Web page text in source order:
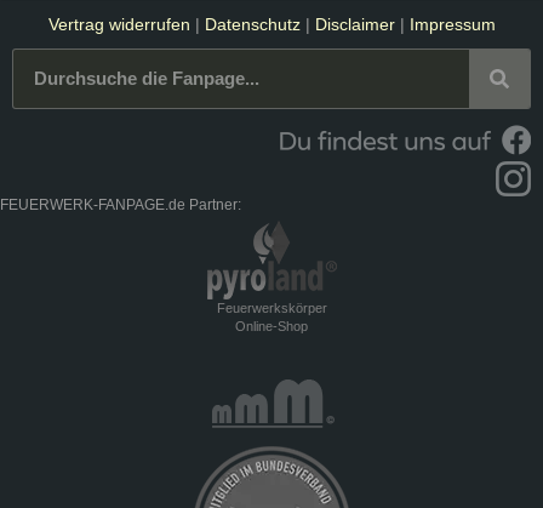
Vertrag widerrufen | Datenschutz| Disclaimer| Impressum
FEUERWERK-FANPAGE.de Partner:
Feuerwerkskörper
Online-Shop